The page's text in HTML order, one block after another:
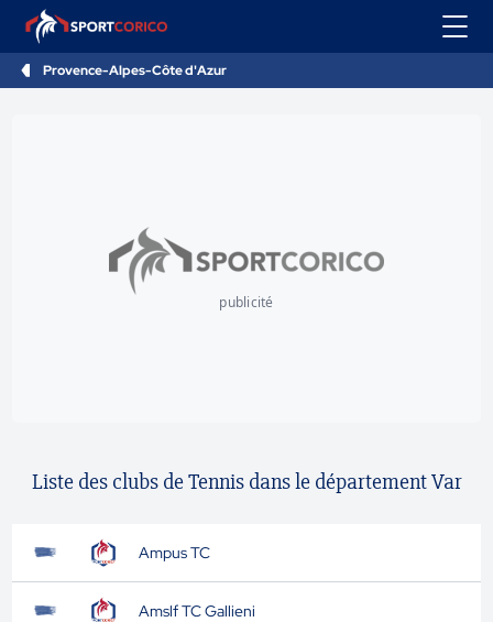
Provence-Alpes-Côte d'Azur
publicité
Liste des clubs de Tennis dans le département Var
Ampus TC
Amslf TC Gallieni